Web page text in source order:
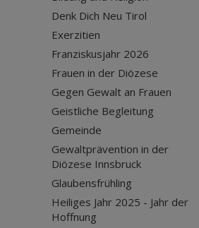
Denk Dich Neu Tirol
Exerzitien
Franziskusjahr 2026
Frauen in der Diözese
Gegen Gewalt an Frauen
Geistliche Begleitung
Gemeinde
Gewaltprävention in der
Diözese Innsbruck
Glaubensfrühling
Heiliges Jahr 2025 - Jahr der
Hoffnung